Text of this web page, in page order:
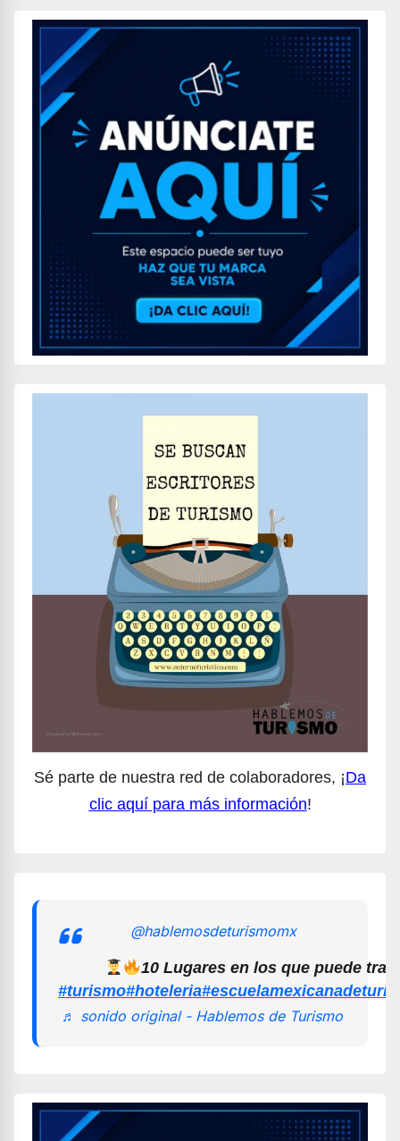
Sé parte de nuestra red de colaboradores, ¡Da
clic aquí para más información!
@hablemosdeturismomx
10 Lugares en los que puede
#turismo#hoteleria
♬ sonido original - Hablemos de Turismo